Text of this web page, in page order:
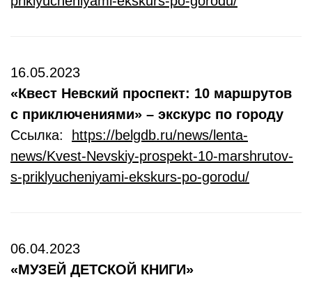
16.05.2023
«Квест Невский проспект: 10 маршрутов
с приключениями» – экскурс по городу
Ссылка:
https://belgdb.ru/news/lenta-
news/Kvest-Nevskiy-prospekt-10-marshrutov-
s-priklyucheniyami-ekskurs-po-gorodu/
06.04.2023
«МУЗЕЙ ДЕТСКОЙ КНИГИ»